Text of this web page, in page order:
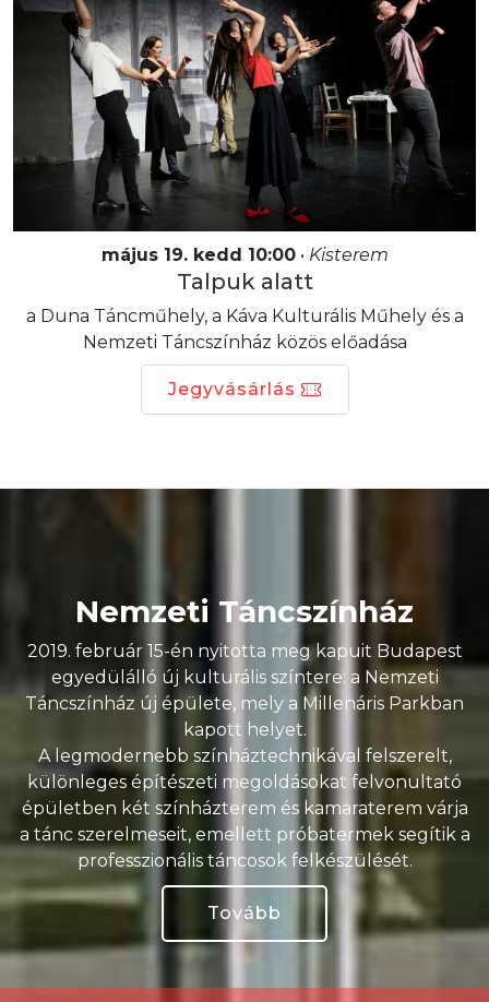
május 19. kedd 10:00• Kisterem
Talpuk alatt
a Duna Táncműhely, a Káva Kulturális Műhely és a
Nemzeti Táncszínház közös előadása
Jegyvásárlás
Nemzeti Táncszínház
2019. február 15-én nyitotta meg kapuit Budapest
egyedülálló új kulturális színtere: a Nemzeti
Táncszínház új épülete, mely a Millenáris Parkban
kapott helyet.
A legmodernebb színháztechnikával felszerelt,
különleges építészeti megoldásokat felvonultató
épületben két színházterem és kamaraterem várja
a tánc szerelmeseit, emellett próbatermek segítik a
professzionális táncosok felkészülését.
Tovább